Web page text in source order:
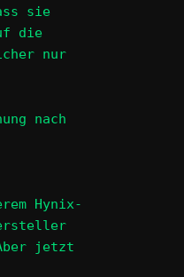
sie
die
nur
nach
Hynix-
jetzt